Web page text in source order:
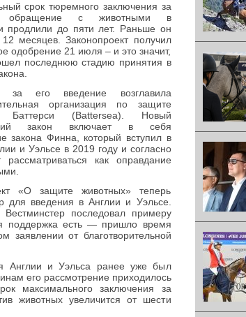
срок тюремного заключения за
обращение с животными в
продлили до пяти лет. Раньше он
12 месяцев. Законопроект получил
одобрение 21 июля – и это значит,
последнюю стадию принятия в
за его введение возглавила
организация по защите
Баттерси (Battersea). Новый
закон включает в себя
закона Финна, который вступил в
и Уэльсе в 2019 году и согласно
как оправдание
«О защите животных» теперь
для введения в Англии и Уэльсе.
последовал примеру
поддержка есть — пришло время
от благотворительной
Англии и Уэльса ранее уже был
его рассмотрение приходилось
максимального заключения за
животных увеличится от шести